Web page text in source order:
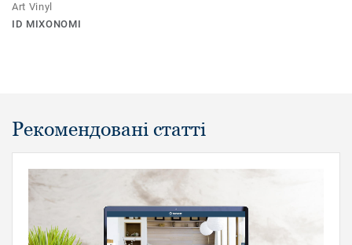
Art Vinyl
ID MIXONOMI
Рекомендовані статті